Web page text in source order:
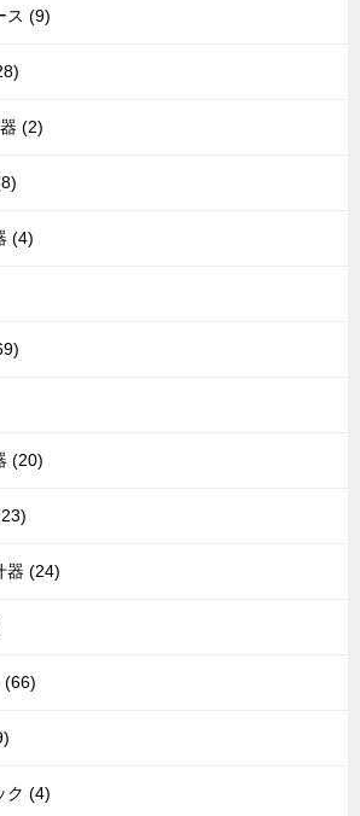
ス (9)
(2)
(4)
(20)
器 (24)
(66)
ク (4)